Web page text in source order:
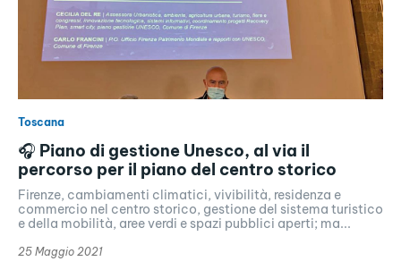
Toscana
🎧 Piano di gestione Unesco, al via il
percorso per il piano del centro storico
Firenze, cambiamenti climatici, vivibilità, residenza e
commercio nel centro storico, gestione del sistema turistico
e della mobilità, aree verdi e spazi pubblici aperti; ma...
25 Maggio 2021